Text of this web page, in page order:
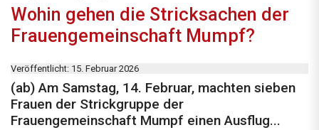
Wohin gehen die Stricksachen der
Frauengemeinschaft Mumpf?
Veröffentlicht: 15. Februar 2026
(ab) Am Samstag, 14. Februar, machten sieben
Frauen der Strickgruppe der
Frauengemeinschaft Mumpf einen Ausflug...